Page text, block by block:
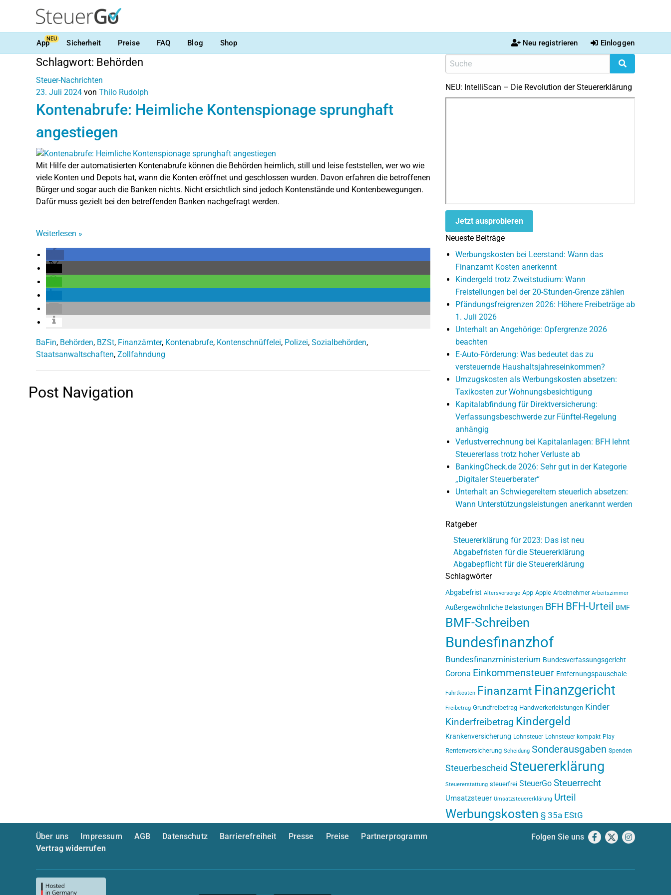
AppNEU Sicherheit Preise FAQ Blog Shop Neu registrieren Einloggen
Schlagwort: Behörden
Steuer-Nachrichten
23. Juli 2024 von Thilo Rudolph
Kontenabrufe: Heimliche Kontenspionage sprunghaft
angestiegen
Mit Hilfe der automatisierten Kontenabrufe können die Behörden heimlich, still und leise feststellen, wer wo wie
viele Konten und Depots hat, wann die Konten eröffnet und geschlossen wurden. Davon erfahren die betroffenen
Bürger und sogar auch die Banken nichts. Nicht ersichtlich sind jedoch Kontenstände und Kontenbewegungen.
Dafür muss gezielt bei den betreffenden Banken nachgefragt werden.
Weiterlesen »
BaFin, Behörden, BZSt, Finanzämter, Kontenabrufe, Kontenschnüffelei, Polizei, Sozialbehörden,
Staatsanwaltschaften, Zollfahndung
Post Navigation
NEU: IntelliScan – Die Revolution der Steuererklärung
Jetzt ausprobieren
Neueste Beiträge
Werbungskosten bei Leerstand: Wann das
Finanzamt Kosten anerkennt
Kindergeld trotz Zweitstudium: Wann
Freistellungen bei der 20-Stunden-Grenze zählen
Pfändungsfreigrenzen 2026: Höhere Freibeträge ab
1. Juli 2026
Unterhalt an Angehörige: Opfergrenze 2026
beachten
E-Auto-Förderung: Was bedeutet das zu
versteuernde Haushaltsjahreseinkommen?
Umzugskosten als Werbungskosten absetzen:
Taxikosten zur Wohnungsbesichtigung
Kapitalabfindung für Direktversicherung:
Verfassungsbeschwerde zur Fünftel-Regelung
anhängig
Verlustverrechnung bei Kapitalanlagen: BFH lehnt
Steuererlass trotz hoher Verluste ab
BankingCheck.de 2026: Sehr gut in der Kategorie
„Digitaler Steuerberater“
Unterhalt an Schwiegereltern steuerlich absetzen:
Wann Unterstützungsleistungen anerkannt werden
Ratgeber
Steuererklärung für 2023: Das ist neu
Abgabefristen für die Steuererklärung
Abgabepflicht für die Steuererklärung
Schlagwörter
Abgabefrist Altersvorsorge App Apple Arbeitnehmer Arbeitszimmer
Außergewöhnliche Belastungen BFH BFH-Urteil BMF
BMF-Schreiben
Bundesfinanzhof
Bundesfinanzministerium Bundesverfassungsgericht
Corona Einkommensteuer Entfernungspauschale
Fahrtkosten Finanzamt Finanzgericht
Freibetrag Grundfreibetrag Handwerkerleistungen Kinder
Kinderfreibetrag Kindergeld
Krankenversicherung Lohnsteuer Lohnsteuer kompakt Play
Rentenversicherung Scheidung Sonderausgaben Spenden
Steuerbescheid Steuererklärung
Steuererstattung steuerfrei SteuerGo Steuerrecht
Umsatzsteuer Umsatzsteuererklärung Urteil
Werbungskosten § 35a EStG
Über uns Impressum AGB Datenschutz Barrierefreiheit Presse Preise
Partnerprogramm
Vertrag widerrufen
Folgen Sie uns Facebook
X Instagram